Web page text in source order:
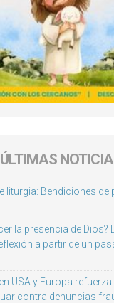
ÚLTIMAS
liturgia: Bendiciones de
la presencia de Dios?
a partir de un
USA y Europa
contra denuncias